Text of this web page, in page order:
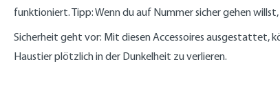
funktioniert. Tipp: Wenn du auf Nummer sicher gehen
Sicherheit geht vor: Mit diesen Accessoires ausgestattet,
Haustier plötzlich in der Dunkelheit zu verlieren.